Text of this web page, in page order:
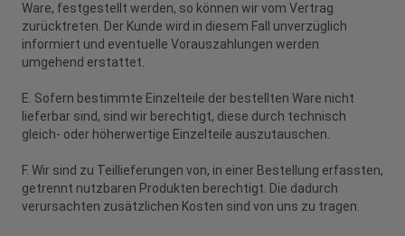
Ware, festgestellt werden, so können wir vom Vertrag
zurücktreten. Der Kunde wird in diesem Fall unverzüglich
informiert und eventuelle Vorauszahlungen werden
umgehend erstattet.
E. Sofern bestimmte Einzelteile der bestellten Ware nicht
lieferbar sind, sind wir berechtigt, diese durch technisch
gleich- oder höherwertige Einzelteile auszutauschen.
F. Wir sind zu Teillieferungen von, in einer Bestellung erfassten,
getrennt nutzbaren Produkten berechtigt. Die dadurch
verursachten zusätzlichen Kosten sind von uns zu tragen.